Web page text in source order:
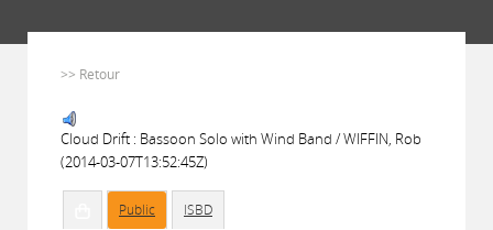
>> Retour
Cloud Drift : Bassoon Solo with Wind Band / WIFFIN, Rob
(2014-03-07T13:52:45Z)
Public ISBD